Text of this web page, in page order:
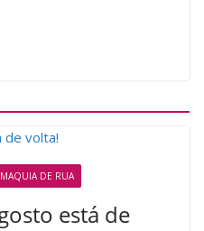
DE RUA
está de